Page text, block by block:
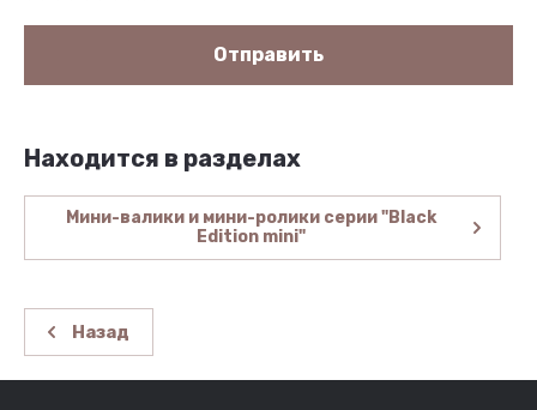
Отправить
Находится в разделах
Мини-валики и мини-ролики серии "Black
Edition mini"
Назад